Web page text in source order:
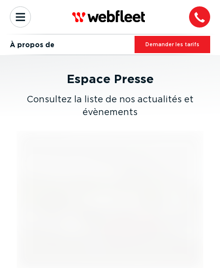
À propos de Demander les tarifs
Espace Presse
Consultez la liste de nos actualités et
évènements